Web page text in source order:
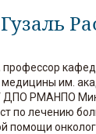
профессор
им.
ДПО РМАНПО
по лечению
помощи